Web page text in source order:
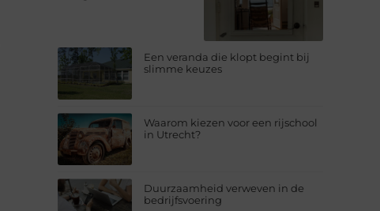
Een veranda die klopt begint bij
slimme keuzes
Waarom kiezen voor een rijschool
in Utrecht?
Duurzaamheid verweven in de
bedrijfsvoering